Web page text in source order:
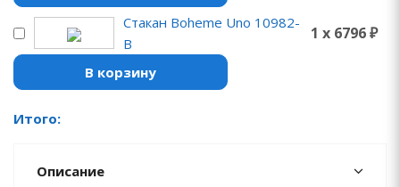
Стакан Boheme Uno 10982-
B
1 x 6796 ₽
В корзину
Итого:
Описание